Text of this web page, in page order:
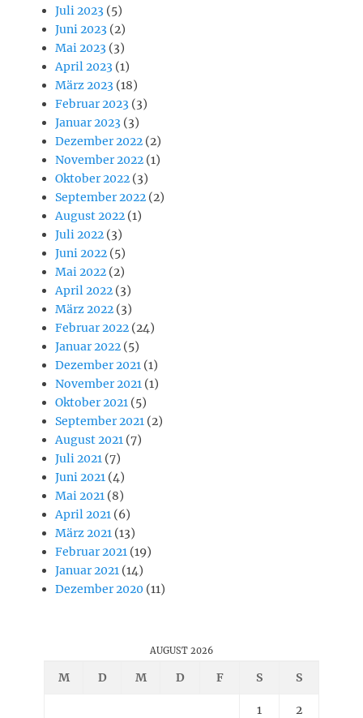
Juli 2023 (5)
Juni 2023 (2)
Mai 2023 (3)
April 2023 (1)
März 2023 (18)
Februar 2023 (3)
Januar 2023 (3)
Dezember 2022 (2)
November 2022 (1)
Oktober 2022 (3)
September 2022 (2)
August 2022 (1)
Juli 2022 (3)
Juni 2022 (5)
Mai 2022 (2)
April 2022 (3)
März 2022 (3)
Februar 2022 (24)
Januar 2022 (5)
Dezember 2021 (1)
November 2021 (1)
Oktober 2021 (5)
September 2021 (2)
August 2021 (7)
Juli 2021 (7)
Juni 2021 (4)
Mai 2021 (8)
April 2021 (6)
März 2021 (13)
Februar 2021 (19)
Januar 2021 (14)
Dezember 2020 (11)
AUGUST 2026
M D M D F S S
1 2